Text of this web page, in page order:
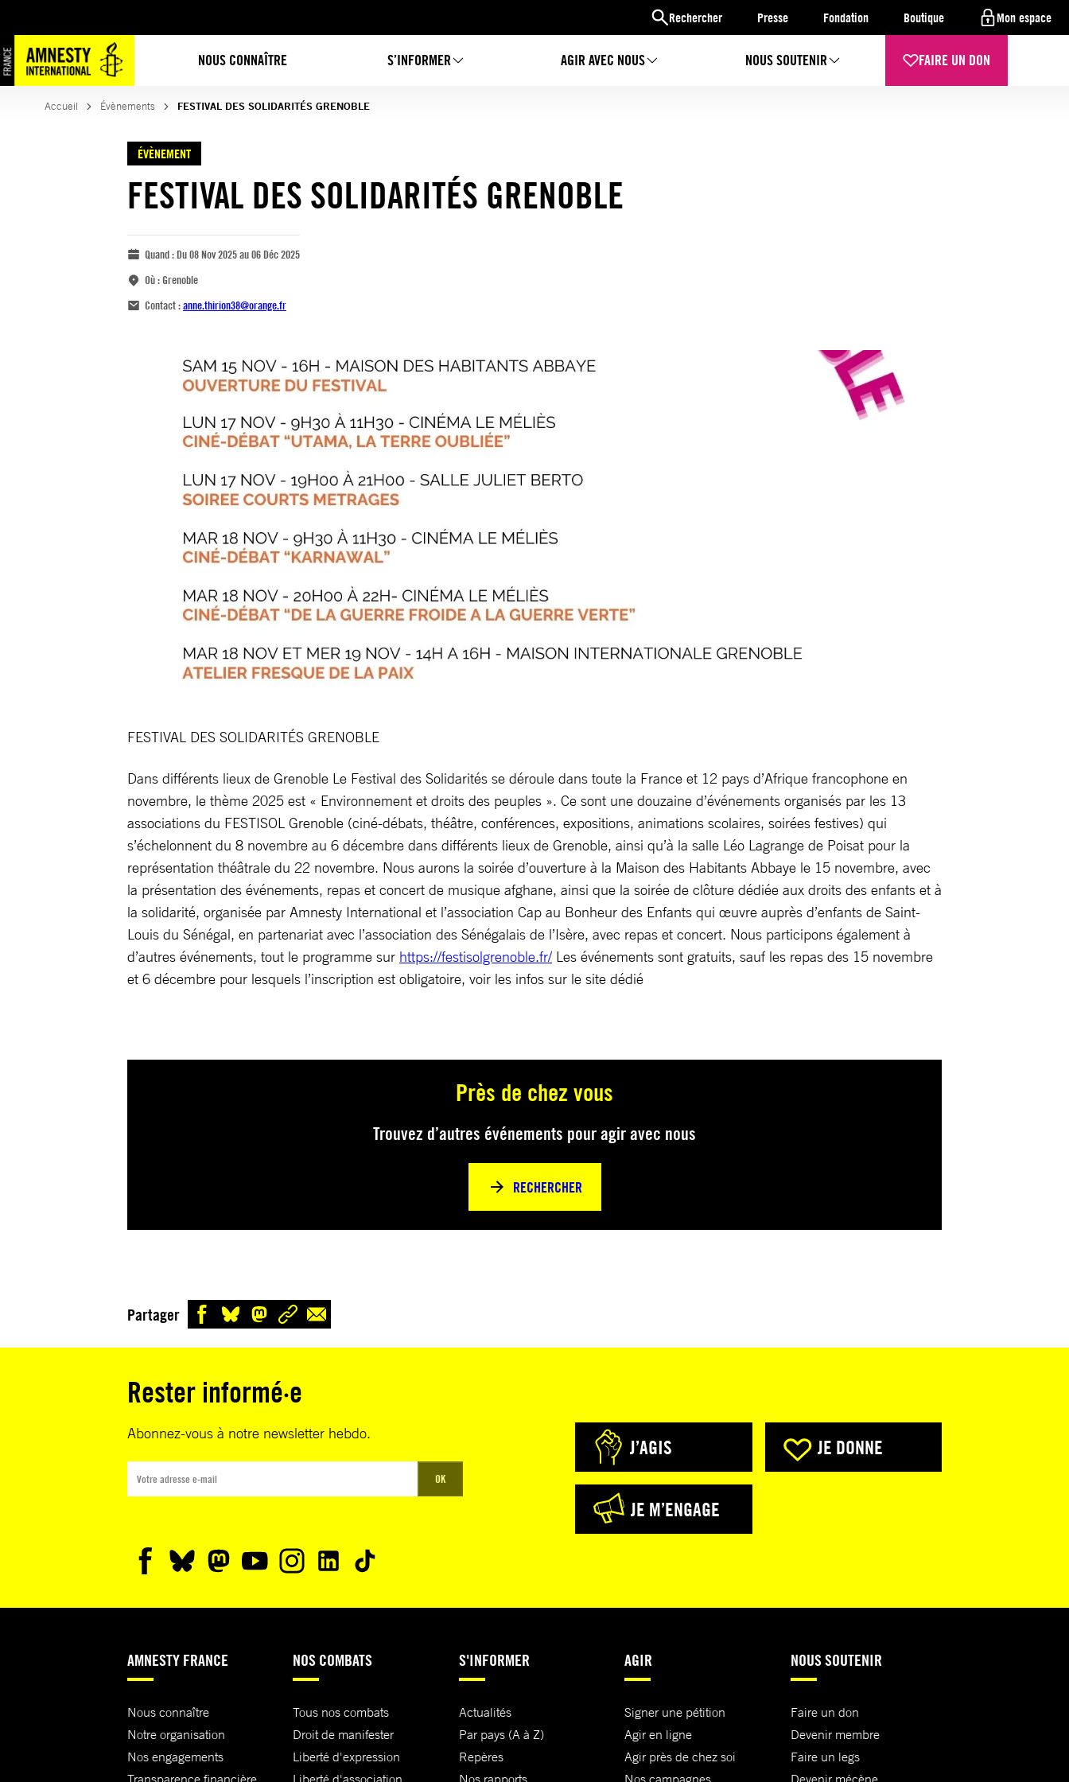
Rechercher Presse Fondation Boutique Mon espace
NOUS CONNAÎTRE S’INFORMER AGIR AVEC NOUS NOUS SOUTENIR FAIRE UN DON
Accueil Évènements FESTIVAL DES SOLIDARITÉS GRENOBLE
ÉVÈNEMENT
FESTIVAL DES SOLIDARITÉS GRENOBLE
Quand :Du 08 Nov 2025 au 06 Déc 2025
Où :Grenoble
Contact :anne.thirion38@orange.fr
FESTIVAL DES SOLIDARITÉS GRENOBLE
Dans différents lieux de Grenoble Le Festival des Solidarités se déroule dans toute la France et 12 pays d’Afrique francophone en
novembre, le thème 2025 est « Environnement et droits des peuples ». Ce sont une douzaine d’événements organisés par les 13
associations du FESTISOL Grenoble (ciné-débats, théâtre, conférences, expositions, animations scolaires, soirées festives) qui
s’échelonnent du 8 novembre au 6 décembre dans différents lieux de Grenoble, ainsi qu’à la salle Léo Lagrange de Poisat pour la
représentation théâtrale du 22 novembre. Nous aurons la soirée d’ouverture à la Maison des Habitants Abbaye le 15 novembre, avec
la présentation des événements, repas et concert de musique afghane, ainsi que la soirée de clôture dédiée aux droits des enfants et à
la solidarité, organisée par Amnesty International et l’association Cap au Bonheur des Enfants qui œuvre auprès d’enfants de Saint-
Louis du Sénégal, en partenariat avec l’association des Sénégalais de l’Isère, avec repas et concert. Nous participons également à
d’autres événements, tout le programme sur https://festisolgrenoble.fr/ Les événements sont gratuits, sauf les repas des 15 novembre
et 6 décembre pour lesquels l’inscription est obligatoire, voir les infos sur le site dédié
Près de chez vous
Trouvez d’autres événements pour agir avec nous
RECHERCHER
Partager
Rester informé·e
Abonnez-vous à notre newsletter hebdo.
OK
J’AGIS JE DONNE
JE M’ENGAGE
AMNESTY FRANCE
Nous connaître
Notre organisation
Nos engagements
Transparence financière
NOS COMBATS
Tous nos combats
Droit de manifester
Liberté d'expression
Liberté d'association
S'INFORMER
Actualités
Par pays (A à Z)
Repères
Nos rapports
AGIR
Signer une pétition
Agir en ligne
Agir près de chez soi
Nos campagnes
NOUS SOUTENIR
Faire un don
Devenir membre
Faire un legs
Devenir mécène